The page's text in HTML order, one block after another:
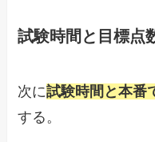
試験時間と目標点
次に試験時間と本番
する。